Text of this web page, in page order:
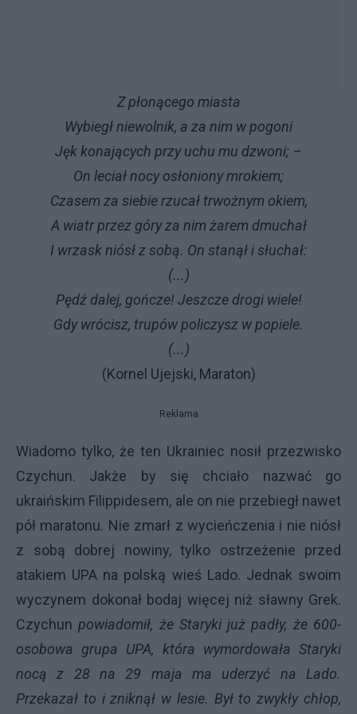
Z płonącego miasta
Wybiegł niewolnik, a za nim w pogoni
Jęk konających przy uchu mu dzwoni; –
On leciał nocy osłoniony mrokiem;
Czasem za siebie rzucał trwożnym okiem,
A wiatr przez góry za nim żarem dmuchał
I wrzask niósł z sobą. On stanął i słuchał:
(...)
Pędź dalej, gończe! Jeszcze drogi wiele!
Gdy wrócisz, trupów policzysz w popiele.
(...)
(Kornel Ujejski, Maraton)
Reklama
Wiadomo tylko, że ten Ukrainiec nosił przezwisko
Czychun. Jakże by się chciało nazwać go
ukraińskim Filippidesem, ale on nie przebiegł nawet
pół maratonu. Nie zmarł z wycieńczenia i nie niósł
z sobą dobrej nowiny, tylko ostrzeżenie przed
atakiem UPA na polską wieś Lado. Jednak swoim
wyczynem dokonał bodaj więcej niż sławny Grek.
Czychunpowiadomił, że Staryki już padły, że 600-
osobowa grupa UPA, która wymordowała Staryki
nocą z 28 na 29 maja ma uderzyć na Lado.
Przekazał to i zniknął w lesie. Był to zwykły chłop,